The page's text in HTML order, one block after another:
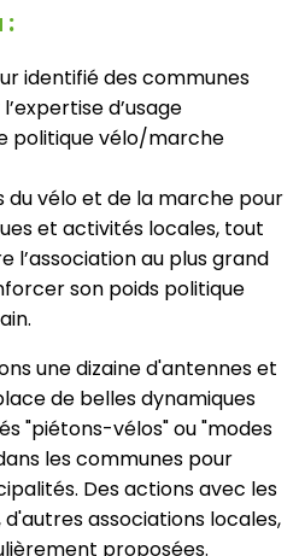
:
identifié des communes
d’usage
politique vélo/marche
du vélo et de la marche pour
et activités locales, tout
l’association au plus grand
son poids politique
une dizaine d'antennes et
de belles dynamiques
"piétons-vélos" ou "modes
les communes pour
Des actions avec les
associations locales,
proposées.